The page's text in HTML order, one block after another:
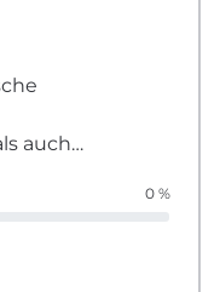
auch
Patienten.
0 %